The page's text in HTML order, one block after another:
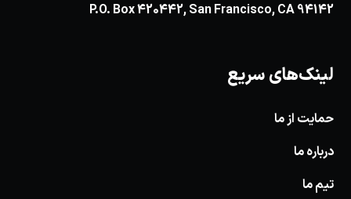
P.O. Box 420442, San Francisco, CA 94142
لینک‌های سریع
حمایت از ما
درباره ما
تیم ما